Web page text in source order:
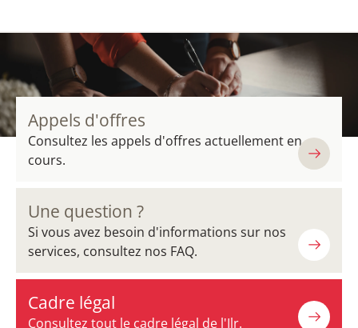
Appels d'offres
Consultez les appels d'offres actuellement en
cours.
Une question ?
Si vous avez besoin d'informations sur nos
services, consultez nos FAQ.
Cadre légal
Consultez tout le cadre légal de l'Ilr.